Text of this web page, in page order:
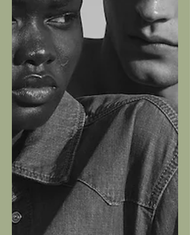
un progetto itinerante che celebrerà le
città più iconiche del calendario
automobilistico mondiale. Questa
capsule collection non è solo
abbigliamento per appassionati, ma un
vero tributo alla cultura urbana di
Miami...